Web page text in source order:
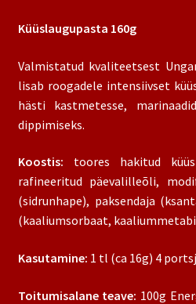
Küüslaugupasta 160g
Valmistatud kvaliteetsest
lisab roogadele intensiivset
hästi kastmetesse,
dippimiseks.
Koostis: toores hakitud
rafineeritud päevalilleõli,
(sidrunhape), paksendaja
(kaaliumsorbaat,
Kasutamine: 1 tl (ca 16g) 4
Toitumisalane teave: 100g